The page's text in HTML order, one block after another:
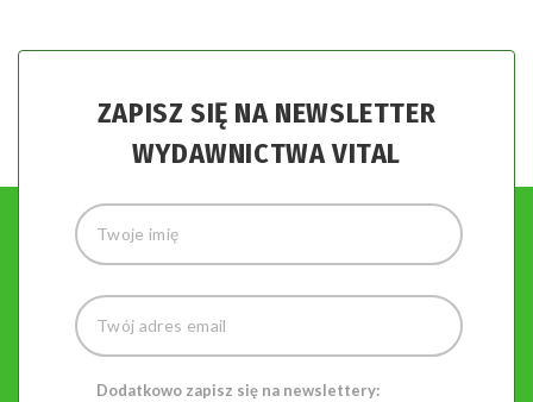
ZAPISZ SIĘ NA NEWSLETTER
WYDAWNICTWA VITAL
Dodatkowo zapisz się na newslettery: